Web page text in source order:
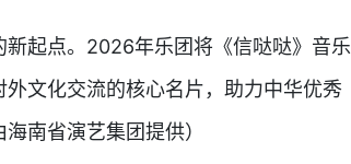
起点。2026年乐团将《信哒哒》音乐
文化交流的核心名片，助力中华优秀
南省演艺集团提供）